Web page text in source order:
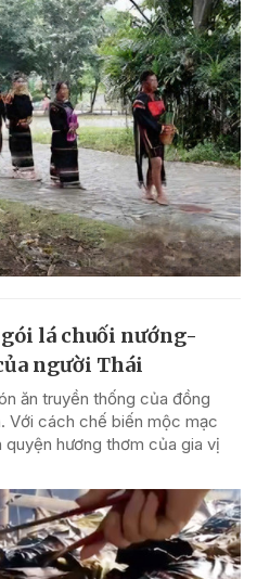
lá chuối nướng-
người Thái
ăn truyền thống của đồng
Với cách chế biến mộc mạc
hương thơm của gia vị